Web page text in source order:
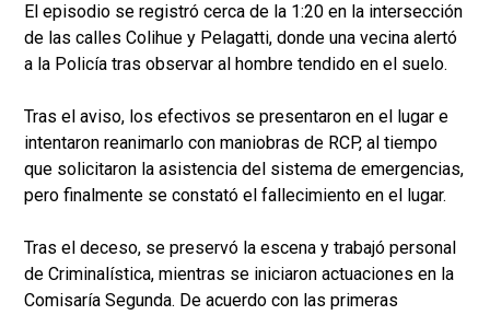
El episodio se registró cerca de la 1:20 en la intersección
de las calles Colihue y Pelagatti, donde una vecina alertó
a la Policía tras observar al hombre tendido en el suelo.
Tras el aviso, los efectivos se presentaron en el lugar e
intentaron reanimarlo con maniobras de RCP, al tiempo
que solicitaron la asistencia del sistema de emergencias,
pero finalmente se constató el fallecimiento en el lugar.
Tras el deceso, se preservó la escena y trabajó personal
de Criminalística, mientras se iniciaron actuaciones en la
Comisaría Segunda. De acuerdo con las primeras